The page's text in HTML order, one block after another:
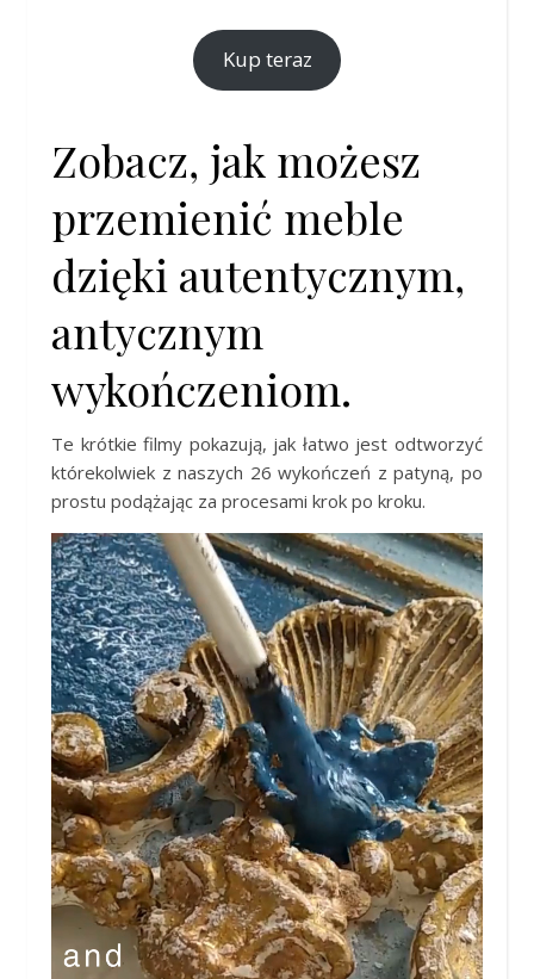
Kup teraz
Zobacz, jak możesz
przemienić meble
dzięki autentycznym,
antycznym
wykończeniom.
Te krótkie filmy pokazują, jak łatwo jest odtworzyć
którekolwiek z naszych 26 wykończeń z patyną, po
prostu podążając za procesami krok po kroku.